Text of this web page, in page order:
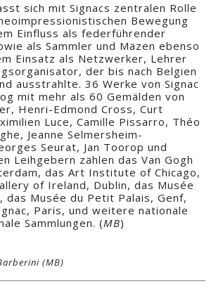
sich mit Signacs zentralen Rolle
Bewegung
Einfluss als federführender
als Sammler und Mäzen ebenso
Einsatz als Netzwerker, Lehrer
der bis nach Belgien
ausstrahlte. 36 Werke von Signac
mit mehr als 60 Gemälden von
Henri-Edmond Cross, Curt
Luce, Camille Pissarro, Théo
Jeanne Selmersheim-
Seurat, Jan Toorop und
Leihgebern zählen das Van Gogh
das Art Institute of Chicago,
of Ireland, Dublin, das Musée
das Musée du Petit Palais, Genf,
Paris, und weitere nationale
Sammlungen. (MB)
(MB)